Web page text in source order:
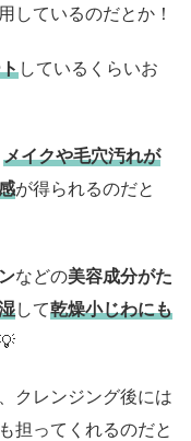
しているのだとか！
しているくらいお
メイクや毛穴汚れが
が得られるのだと
などの美容成分がた
して乾燥小じわにも
クレンジング後には
担ってくれるのだと